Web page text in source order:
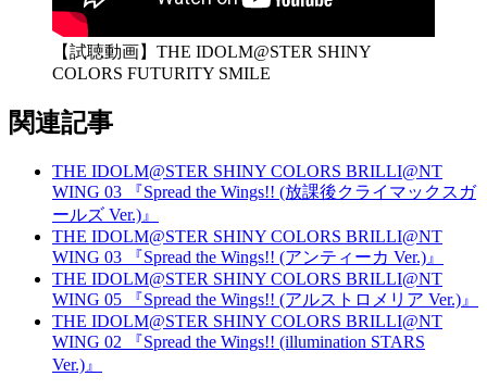
【試聴動画】THE IDOLM@STER SHINY
COLORS FUTURITY SMILE
関連記事
THE IDOLM@STER SHINY COLORS BRILLI@NT
WING 03 『Spread the Wings!! (放課後クライマックスガ
ールズ Ver.)』
THE IDOLM@STER SHINY COLORS BRILLI@NT
WING 03 『Spread the Wings!! (アンティーカ Ver.)』
THE IDOLM@STER SHINY COLORS BRILLI@NT
WING 05 『Spread the Wings!! (アルストロメリア Ver.)』
THE IDOLM@STER SHINY COLORS BRILLI@NT
WING 02 『Spread the Wings!! (illumination STARS
Ver.)』